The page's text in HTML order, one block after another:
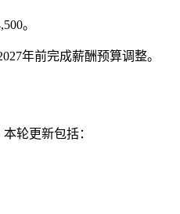
。
年前完成薪酬预算调整。
轮更新包括：